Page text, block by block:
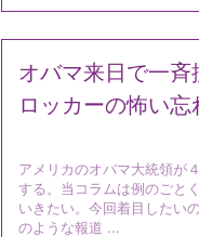
オバマ来日で一
ロッカーの怖い
アメリカのオバマ大統領が
する。当コラムは例のごと
いきたい。今回着目したい
のような報道 ...